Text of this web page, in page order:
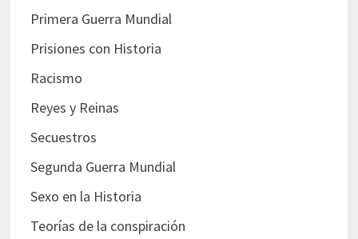
Primera Guerra Mundial
Prisiones con Historia
Racismo
Reyes y Reinas
Secuestros
Segunda Guerra Mundial
Sexo en la Historia
Teorías de la conspiración